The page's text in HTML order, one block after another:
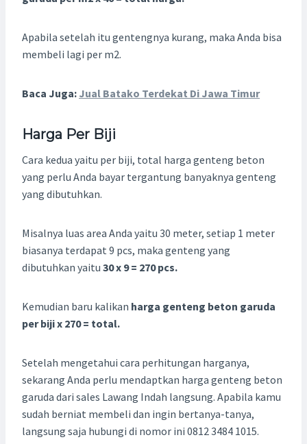
Apabila setelah itu gentengnya kurang, maka Anda bisa
membeli lagi per m2.
Baca Juga: Jual Batako Terdekat Di Jawa Timur
Harga Per Biji
Cara kedua yaitu per biji, total harga genteng beton
yang perlu Anda bayar tergantung banyaknya genteng
yang dibutuhkan.
Misalnya luas area Anda yaitu 30 meter, setiap 1 meter
biasanya terdapat 9 pcs, maka genteng yang
dibutuhkan yaitu 30 x 9 = 270 pcs.
Kemudian baru kalikan harga genteng beton garuda
per biji x 270 = total.
Setelah mengetahui cara perhitungan harganya,
sekarang Anda perlu mendaptkan harga genteng beton
garuda dari sales Lawang Indah langsung. Apabila kamu
sudah berniat membeli dan ingin bertanya-tanya,
langsung saja hubungi di nomor ini 0812 3484 1015.